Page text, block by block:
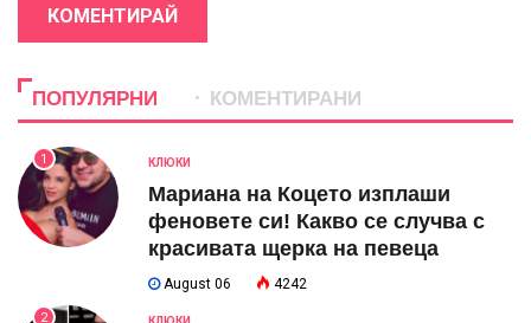
КОМЕНТИРАЙ
ПОПУЛЯРНИ КОМЕНТИРАНИ
1 КЛЮКИ
Мариана на Коцето изплаши
феновете си! Какво се случва с
красивата щерка на певеца
August 06 4242
2